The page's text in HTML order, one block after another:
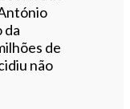
da
de
não